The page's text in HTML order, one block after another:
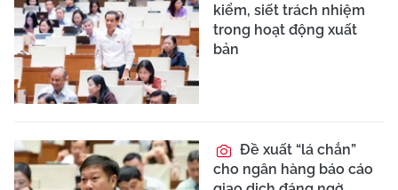
kiểm, siết trách nhiệm
trong hoạt động xuất
bản
Đề xuất “lá chắn”
cho ngân hàng báo cáo